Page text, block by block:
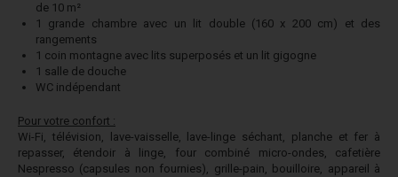
de 10 m²
1 grande chambre avec un lit double (160 x 200 cm) et des
rangements
1 coin montagne avec lits superposés et un lit gigogne
1 salle de douche
WC indépendant
Pour votre confort :
Wi-Fi, télévision, lave-vaisselle, lave-linge séchant, planche et fer à
repasser, étendoir à linge, four combiné micro-ondes, cafetière
Nespresso (capsules non fournies), grille-pain, bouilloire, appareil à